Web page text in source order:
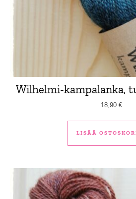
Wilhelmi-kampalanka,
18,90 €
LISÄÄ